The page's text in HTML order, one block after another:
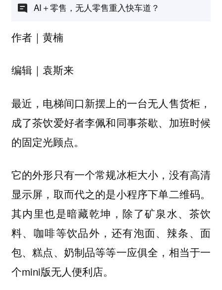
AI＋零售，无人零售重入快车道？
作者｜黄楠
编辑｜袁斯来
最近，电梯间口新摆上的一台无人售货柜，
成了茶饮爱好者李佩和同事茶歇、加班时候
的固定光顾点。
它的外形只有一个常规冰柜大小，没有高清
显示屏，取而代之的是小程序下单二维码。
其内里也是暗藏乾坤，除了矿泉水、茶饮
料、咖啡等饮品外，还有泡面、辣条、面
包、糕点、奶制品等等一应俱全，相当于一
个mini版无人便利店。